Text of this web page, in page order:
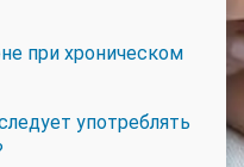
при хроническом
употреблять